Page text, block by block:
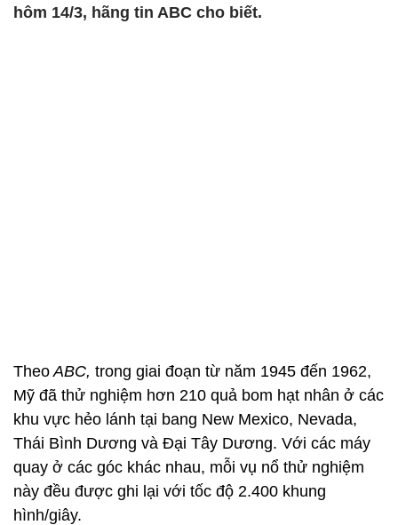
hôm 14/3, hãng tin ABC cho biết.
TheoABC, trong giai đoạn từ năm 1945 đến 1962,
Mỹ đã thử nghiệm hơn 210 quả bom hạt nhân ở các
khu vực hẻo lánh tại bang New Mexico, Nevada,
Thái Bình Dương và Đại Tây Dương. Với các máy
quay ở các góc khác nhau, mỗi vụ nổ thử nghiệm
này đều được ghi lại với tốc độ 2.400 khung
hình/giây.